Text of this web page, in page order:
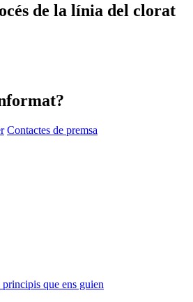
de la línia del clorat
Contactes de premsa
principis que ens guien